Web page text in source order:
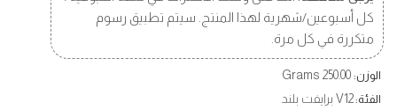
كل أسبوعين/شهرية لهذا المنتج. سيتم تطبيق رسوم
متكررة في كل مرة.
الوزن: 250.00 Grams
الفئة:V12 برايفت بلند